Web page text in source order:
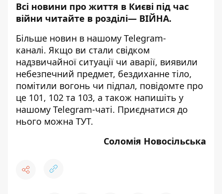
Всі новини про життя в Києві під час
війни читайте в розділі— ВІЙНА.
Більше новин в нашому Telegram-
каналі. Якщо ви стали свідком
надзвичайної ситуації чи аварії, виявили
небезпечний предмет, бездиханне тіло,
помітили вогонь чи підпал, повідомте про
це 101, 102 та 103, а також напишіть у
нашому Telegram-чаті. Приєднатися до
нього можна ТУТ.
Соломія Новосільська